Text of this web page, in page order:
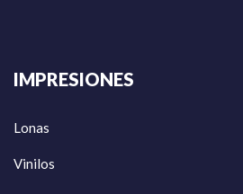
IMPRESIONES
Lonas
Vinilos